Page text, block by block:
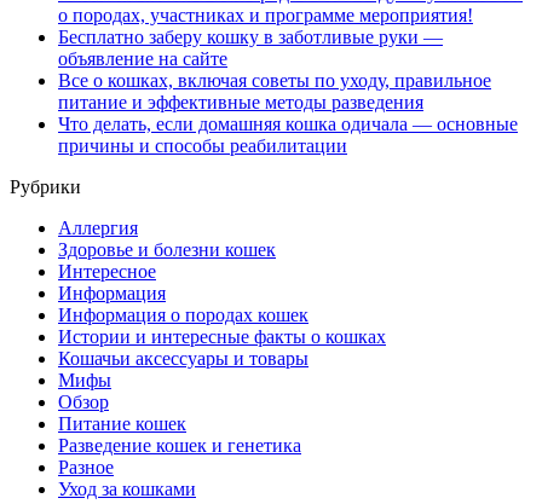
о породах, участниках и программе мероприятия!
Бесплатно заберу кошку в заботливые руки —
объявление на сайте
Все о кошках, включая советы по уходу, правильное
питание и эффективные методы разведения
Что делать, если домашняя кошка одичала — основные
причины и способы реабилитации
Рубрики
Аллергия
Здоровье и болезни кошек
Интересное
Информация
Информация о породах кошек
Истории и интересные факты о кошках
Кошачьи аксессуары и товары
Мифы
Обзор
Питание кошек
Разведение кошек и генетика
Разное
Уход за кошками